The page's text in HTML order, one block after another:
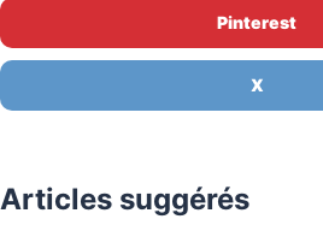
Pinterest
X
Articles suggérés